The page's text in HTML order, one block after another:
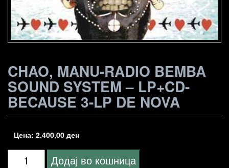
CHAO, MANU-RADIO BEMBA
SOUND SYSTEM – LP+CD-
BECAUSE 3-LP DE NOVA
Цена: 2.400,00 ден
Chao,
Додај во кошница